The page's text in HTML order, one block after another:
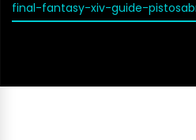
final-fantasy-xiv-guide-